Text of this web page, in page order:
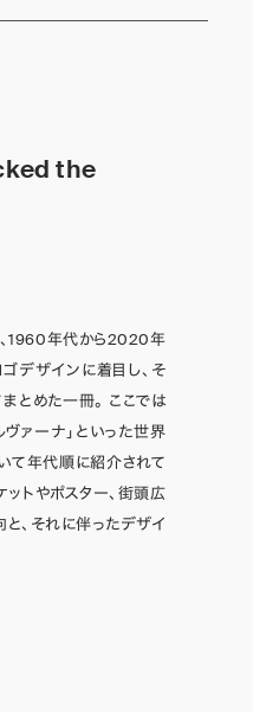
the
、1960年代から2020年
デザインに着目し、そ
とめた一冊。 ここでは
ヴァーナ」といった世界
て年代順に紹介されて
トやポスター、街頭広
、それに伴ったデザイ